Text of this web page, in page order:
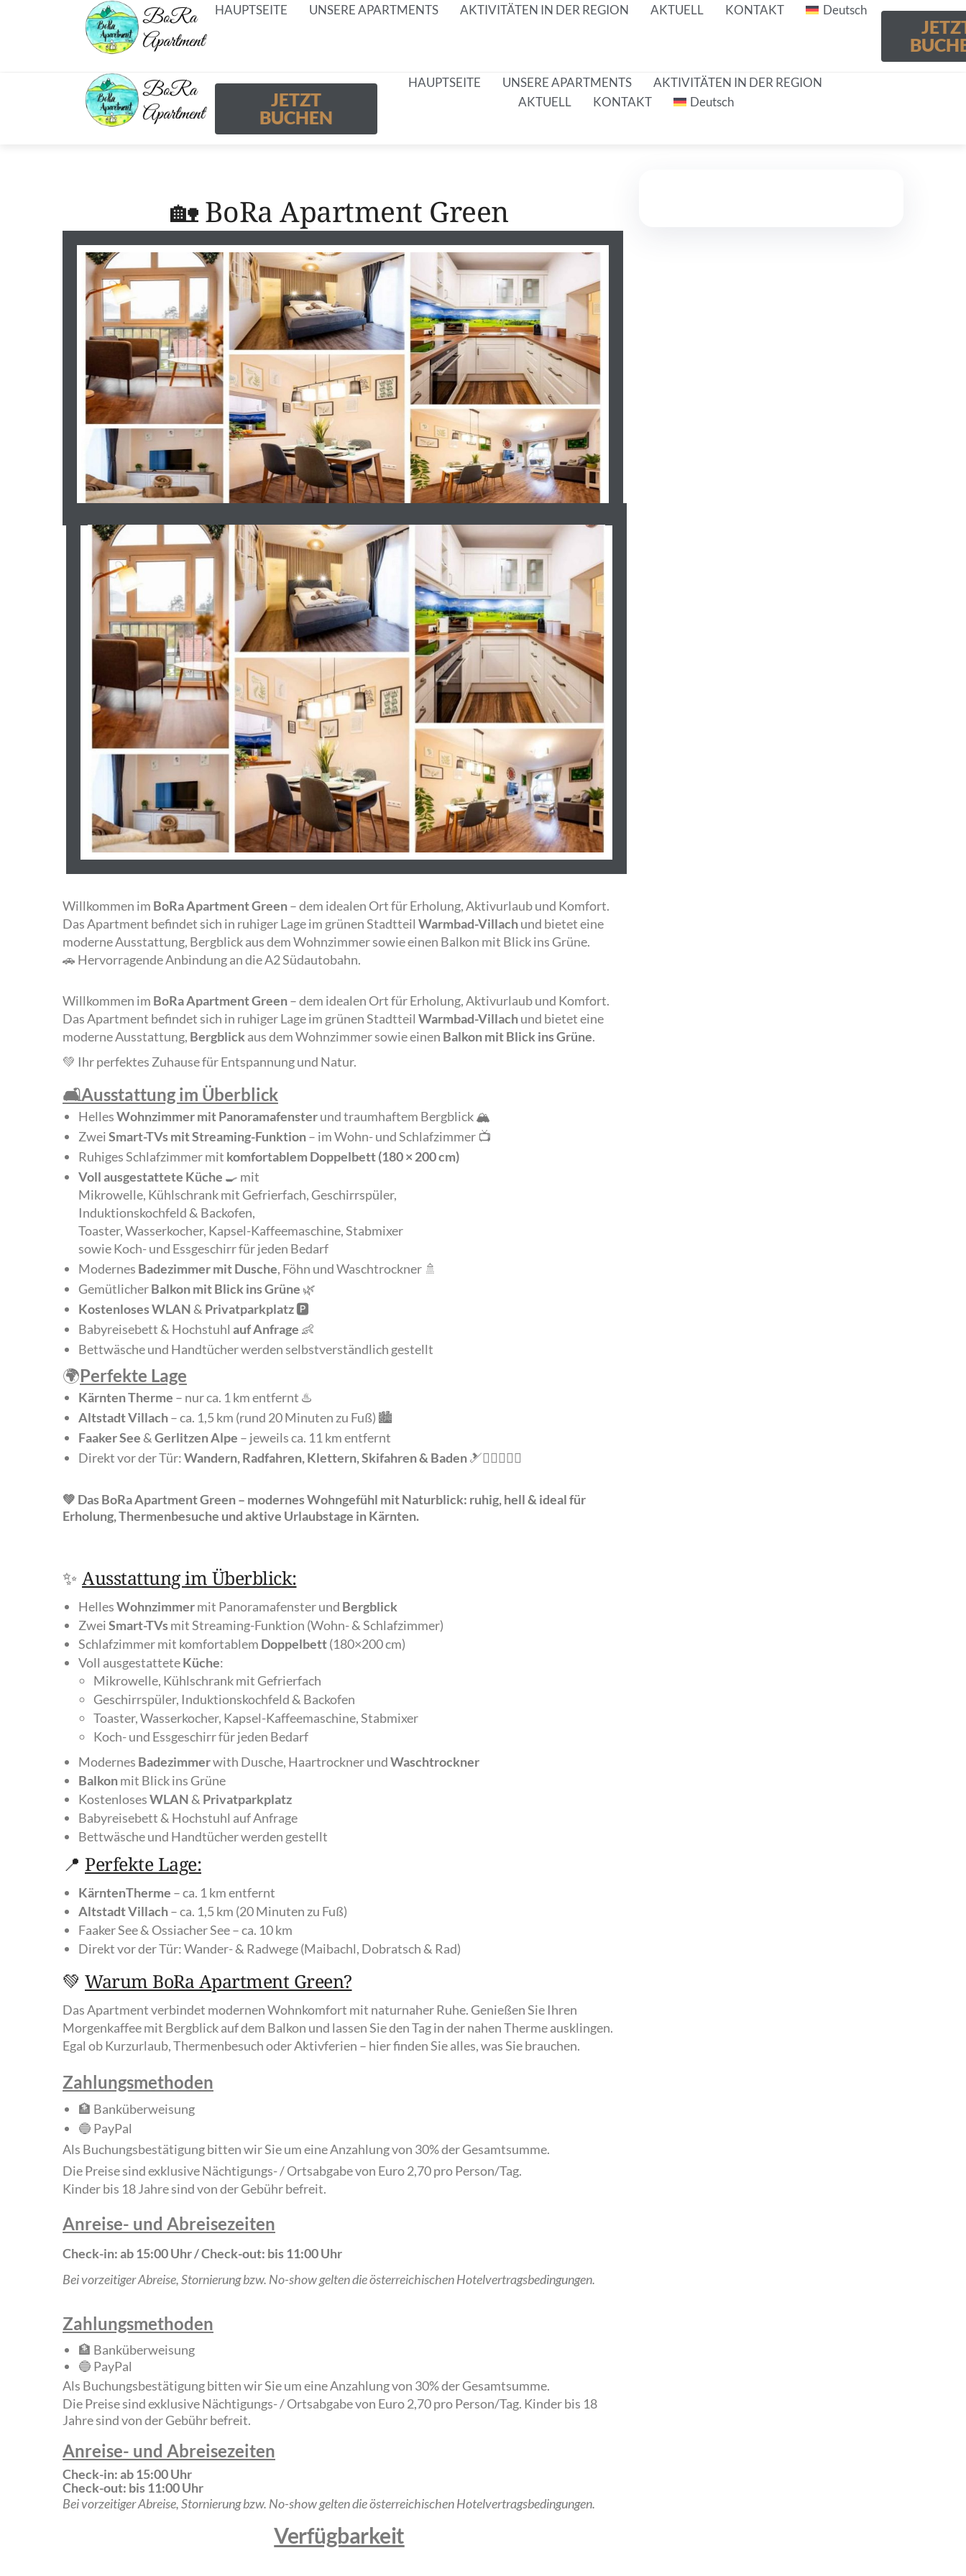
HAUPTSEITE UNSERE APARTMENTS AKTIVITÄTEN IN DER REGION AKTUELL KONTAKT Deutsch
JETZT
BUCHEN
HAUPTSEITE UNSERE APARTMENTS
AKTIVITÄTEN IN DER REGION
AKTUELL
KONTAKT Deutsch
🏡 BoRa Apartment Green
Willkommen im BoRa Apartment Green– dem idealen Ort für Erholung, Aktivurlaub und Komfort.
Das Apartment befindet sich in ruhiger Lage im grünen Stadtteil Warmbad-Villachund bietet eine
moderne Ausstattung, Bergblick aus dem Wohnzimmer sowie einen Balkon mit Blick ins Grüne.
🚗 Hervorragende Anbindung an die A2 Südautobahn.
Willkommen im BoRa Apartment Green– dem idealen Ort für Erholung, Aktivurlaub und Komfort.
Das Apartment befindet sich in ruhiger Lage im grünen Stadtteil Warmbad-Villachund bietet eine
moderne Ausstattung, Bergblickaus dem Wohnzimmer sowie einen Balkon mit Blick ins Grüne.
💚 Ihr perfektes Zuhause für Entspannung und Natur.
🛋️Ausstattung im Überblick
HellesWohnzimmer mit Panoramafensterund traumhaftem Bergblick 🏔️
ZweiSmart-TVs mit Streaming-Funktion– im Wohn- und Schlafzimmer 📺
Ruhiges Schlafzimmer mit komfortablem Doppelbett (180 × 200 cm)
Voll ausgestattete Küche 🍳 mit
Mikrowelle, Kühlschrank mit Gefrierfach, Geschirrspüler,
Induktionskochfeld & Backofen,
Toaster, Wasserkocher, Kapsel-Kaffeemaschine, Stabmixer
sowie Koch- und Essgeschirr für jeden Bedarf
Modernes Badezimmer mit Dusche, Föhn und Waschtrockner 🚿
GemütlicherBalkon mit Blick ins Grüne 🌿
Kostenloses WLAN& Privatparkplatz🅿️
Babyreisebett & Hochstuhl auf Anfrage 👶
Bettwäsche und Handtücher werden selbstverständlich gestellt
🌍Perfekte Lage
Kärnten Therme – nur ca. 1 km entfernt ♨️
Altstadt Villach– ca. 1,5 km (rund 20 Minuten zu Fuß) 🏙️
Faaker See& Gerlitzen Alpe – jeweils ca. 11 km entfernt
Direkt vor der Tür:Wandern, Radfahren, Klettern, Skifahren & Baden🎿🚴‍♀️⛰️🏊‍♂️
💚 Das BoRa Apartment Green – modernes Wohngefühl mit Naturblick: ruhig, hell & ideal für
Erholung, Thermenbesuche und aktive Urlaubstage in Kärnten.
✨ Ausstattung im Überblick:
HellesWohnzimmermit Panoramafenster und Bergblick
ZweiSmart-TVsmit Streaming-Funktion (Wohn- & Schlafzimmer)
Schlafzimmer mit komfortablem Doppelbett(180×200 cm)
Voll ausgestatteteKüche:
Mikrowelle, Kühlschrank mit Gefrierfach
Geschirrspüler, Induktionskochfeld & Backofen
Toaster, Wasserkocher, Kapsel-Kaffeemaschine, Stabmixer
Koch- und Essgeschirr für jeden Bedarf
Modernes Badezimmerwith Dusche, Haartrockner undWaschtrockner
Balkonmit Blick ins Grüne
KostenlosesWLAN& Privatparkplatz
Babyreisebett & Hochstuhl auf Anfrage
Bettwäsche und Handtücher werden gestellt
📍 Perfekte Lage:
KärntenTherme – ca. 1 km entfernt
Altstadt Villach– ca. 1,5 km (20 Minuten zu Fuß)
Faaker See & Ossiacher See – ca. 10 km
Direkt vor der Tür: Wander- & Radwege (Maibachl, Dobratsch & Rad)
💚 Warum BoRa Apartment Green?
Das Apartment verbindet modernen Wohnkomfort mit naturnaher Ruhe. Genießen Sie Ihren
Morgenkaffee mit Bergblick auf dem Balkon und lassen Sie den Tag in der nahen Therme ausklingen.
Egal ob Kurzurlaub, Thermenbesuch oder Aktivferien – hier finden Sie alles, was Sie brauchen.
Zahlungsmethoden
🏦 Banküberweisung
🔵 PayPal
Als Buchungsbestätigung bitten wir Sie um eine Anzahlung von 30% der Gesamtsumme.
Die Preise sind exklusive Nächtigungs- / Ortsabgabe von Euro 2,70 pro Person/Tag.
Kinder bis 18 Jahre sind von der Gebühr befreit.
Anreise- und Abreisezeiten
Check-in: ab 15:00 Uhr / Check-out: bis 11:00 Uhr
Bei vorzeitiger Abreise, Stornierung bzw. No-show gelten die österreichischen Hotelvertragsbedingungen.
Zahlungsmethoden
🏦 Banküberweisung
🔵 PayPal
Als Buchungsbestätigung bitten wir Sie um eine Anzahlung von 30% der Gesamtsumme.
Die Preise sind exklusive Nächtigungs- / Ortsabgabe von Euro 2,70 pro Person/Tag. Kinder bis 18
Jahre sind von der Gebühr befreit.
Anreise- und Abreisezeiten
Check-in: ab 15:00 Uhr
Check-out: bis 11:00 Uhr
Bei vorzeitiger Abreise, Stornierung bzw. No-show gelten die österreichischen Hotelvertragsbedingungen.
Verfügbarkeit